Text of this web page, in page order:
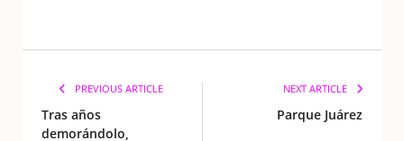
PREVIOUS ARTICLE
Tras años
demorándolo,
NEXT ARTICLE
Parque Juárez